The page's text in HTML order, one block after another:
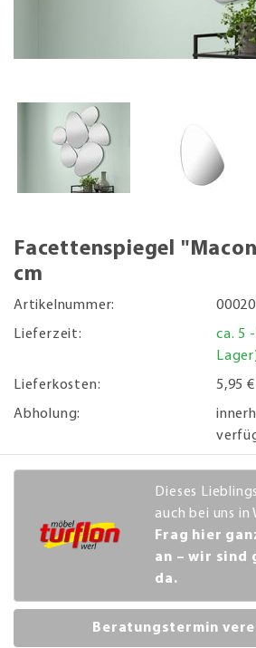
Facettenspiegel
cm
Artikelnummer:
Lieferzeit:
ca. 5
Lieferkosten:
5,95 €
Abholung:
Dieses
auch bei uns in
Frag hier
an – wir sind
da.
Beratungstermin